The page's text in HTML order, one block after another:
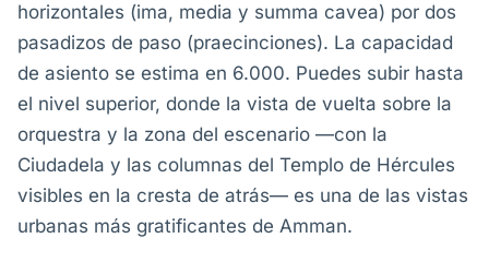
horizontales (ima, media y summa cavea) por dos
pasadizos de paso (praecinciones). La capacidad
de asiento se estima en 6.000. Puedes subir hasta
el nivel superior, donde la vista de vuelta sobre la
orquestra y la zona del escenario —con la
Ciudadela y las columnas del Templo de Hércules
visibles en la cresta de atrás— es una de las vistas
urbanas más gratificantes de Amman.